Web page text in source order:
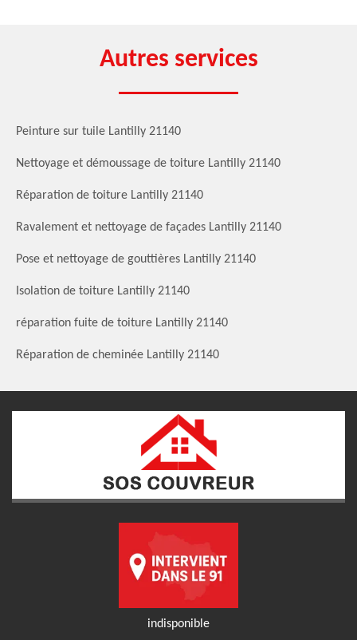
Autres services
Peinture sur tuile Lantilly 21140
Nettoyage et démoussage de toiture Lantilly 21140
Réparation de toiture Lantilly 21140
Ravalement et nettoyage de façades Lantilly 21140
Pose et nettoyage de gouttières Lantilly 21140
Isolation de toiture Lantilly 21140
réparation fuite de toiture Lantilly 21140
Réparation de cheminée Lantilly 21140
indisponible